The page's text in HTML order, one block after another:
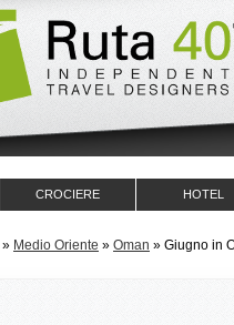
CROCIERE HOTEL
» Medio Oriente » Oman » Giugno in